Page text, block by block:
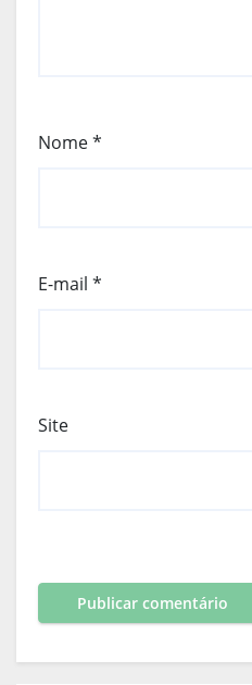
Nome*
E-mail *
Site